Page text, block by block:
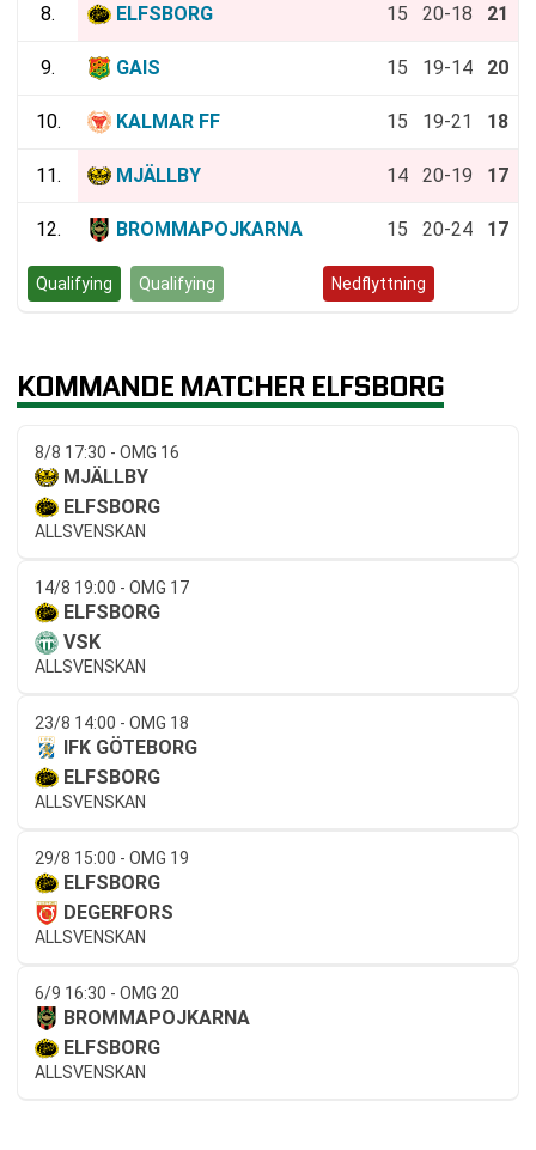
8. ELFSBORG 15 20-18 21
9. GAIS 15 19-14 20
10. KALMAR FF 15 19-21 18
11. MJÄLLBY 14 20-19 17
12. BROMMAPOJKARNA 15 20-24 17
Qualifying Qualifying Nedflyttning
KOMMANDE MATCHER ELFSBORG
8/8 17:30 - OMG 16
MJÄLLBY
ELFSBORG
ALLSVENSKAN
14/8 19:00 - OMG 17
ELFSBORG
VSK
ALLSVENSKAN
23/8 14:00 - OMG 18
IFK GÖTEBORG
ELFSBORG
ALLSVENSKAN
29/8 15:00 - OMG 19
ELFSBORG
DEGERFORS
ALLSVENSKAN
6/9 16:30 - OMG 20
BROMMAPOJKARNA
ELFSBORG
ALLSVENSKAN